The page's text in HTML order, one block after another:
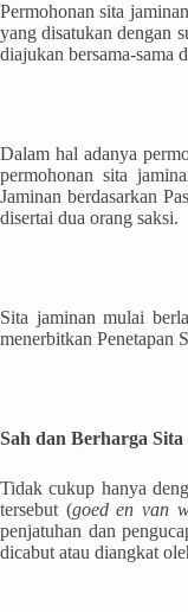
Permohonan sita
yang disatukan dengan
diajukan bersama-sama
Dalam hal adanya
permohonan sita
Jaminan berdasarkan
disertai dua orang saksi.
Sita jaminan mulai
menerbitkan Penetapan
Sah dan Berharga Sita
Tidak cukup hanya
tersebut (goed en van
penjatuhan dan
dicabut atau diangkat